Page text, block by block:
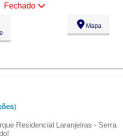
Fechado
Mapa
)
Residencial Laranjeiras - Serra